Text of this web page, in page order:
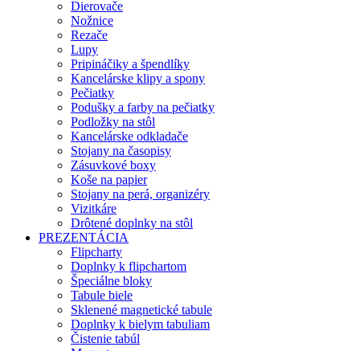
Dierovače
Nožnice
Rezače
Lupy
Pripináčiky a špendlíky
Kancelárske klipy a spony
Pečiatky
Podušky a farby na pečiatky
Podložky na stôl
Kancelárske odkladače
Stojany na časopisy
Zásuvkové boxy
Koše na papier
Stojany na perá, organizéry
Vizitkáre
Drôtené doplnky na stôl
PREZENTÁCIA
Flipcharty
Doplnky k flipchartom
Špeciálne bloky
Tabule biele
Sklenené magnetické tabule
Doplnky k bielym tabuliam
Čistenie tabúl